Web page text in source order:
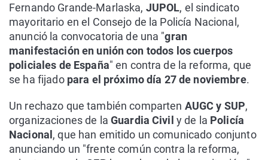
Fernando Grande-Marlaska, JUPOL, el sindicato
mayoritario en el Consejo de la Policía Nacional,
anunció la convocatoria de una "gran
manifestación en unión con todos los cuerpos
policiales de España" en contra de la reforma, que
se ha fijado para el próximo día 27 de noviembre.
Un rechazo que también comparten AUGC y SUP,
organizaciones de la Guardia Civil y de la Policía
Nacional , que han emitido un comunicado conjunto
anunciando un "frente común contra la reforma,